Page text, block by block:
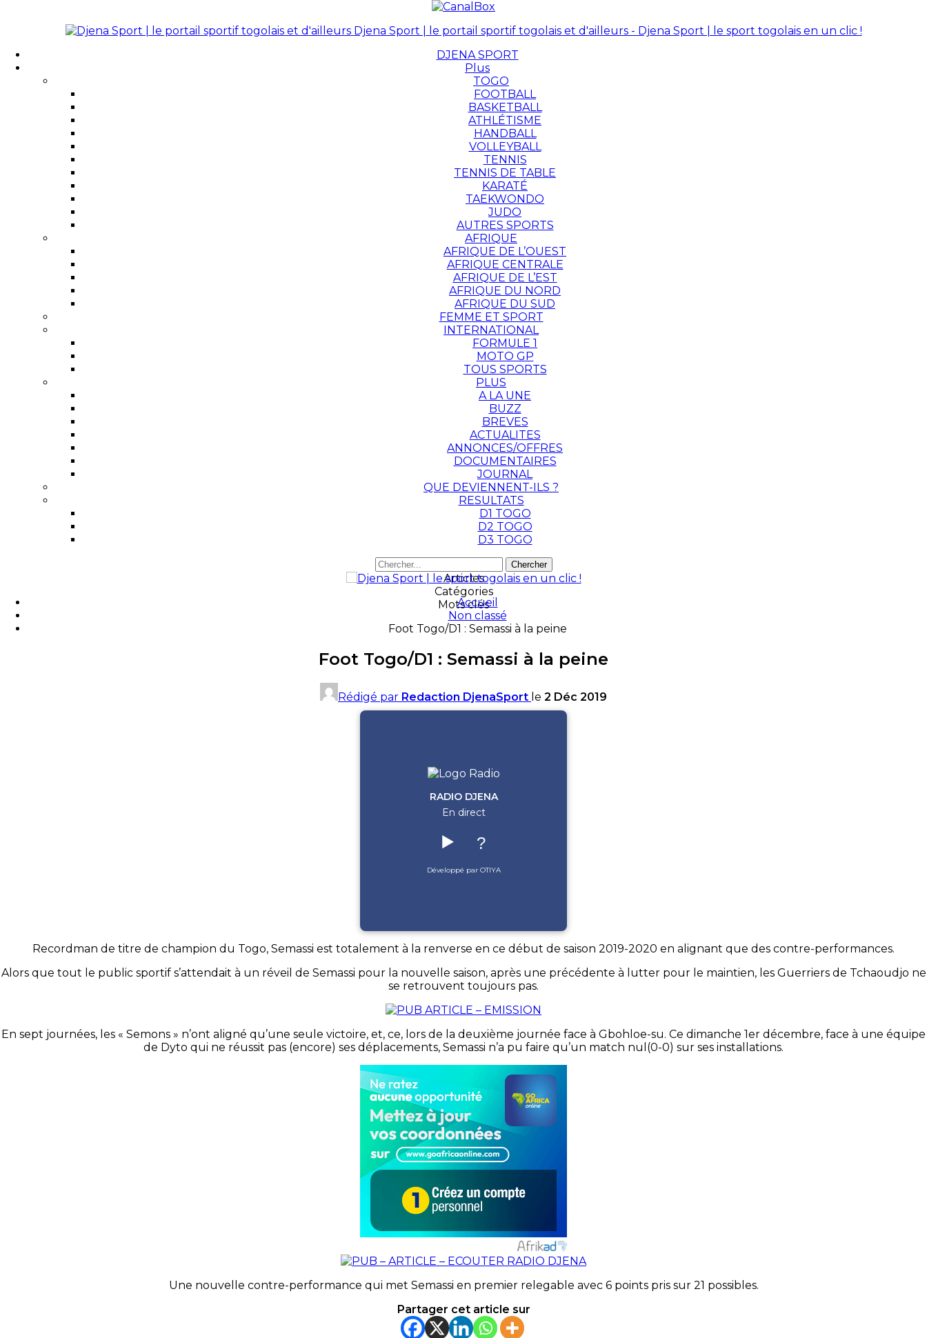
Djena Sport | le portail sportif togolais et d'ailleurs - Djena Sport | le sport togolais en un clic !
DJENA SPORT
Plus
TOGO
FOOTBALL
BASKETBALL
ATHLÉTISME
HANDBALL
VOLLEYBALL
TENNIS
TENNIS DE TABLE
KARATÉ
TAEKWONDO
JUDO
AUTRES SPORTS
AFRIQUE
AFRIQUE DE L’OUEST
AFRIQUE CENTRALE
AFRIQUE DE L’EST
AFRIQUE DU NORD
AFRIQUE DU SUD
FEMME ET SPORT
INTERNATIONAL
FORMULE 1
MOTO GP
TOUS SPORTS
PLUS
A LA UNE
BUZZ
BREVES
ACTUALITES
ANNONCES/OFFRES
DOCUMENTAIRES
JOURNAL
QUE DEVIENNENT-ILS ?
RESULTATS
D1 TOGO
D2 TOGO
D3 TOGO
Articles
Catégories
Mots clés
Accueil
Non classé
Foot Togo/D1 : Semassi à la peine
Foot Togo/D1 : Semassi à la peine
Rédigé par Redaction DjenaSport le 2 Déc 2019
RADIO DJENA
En direct
▶️ ?
Développé par OTIYA
Recordman de titre de champion du Togo, Semassi est totalement à la renverse en ce début de saison 2019-2020 en alignant que des contre-performances.
Alors que tout le public sportif s’attendait à un réveil de Semassi pour la nouvelle saison, après une précédente à lutter pour le maintien, les Guerriers de Tchaoudjo ne
se retrouvent toujours pas.
En sept journées, les « Semons » n’ont aligné qu’une seule victoire, et, ce, lors de la deuxième journée face à Gbohloe-su. Ce dimanche 1er décembre, face à une équipe
de Dyto qui ne réussit pas (encore) ses déplacements, Semassi n’a pu faire qu’un match nul(0-0) sur ses installations.
Une nouvelle contre-performance qui met Semassi en premier relegable avec 6 points pris sur 21 possibles.
Partager cet article sur